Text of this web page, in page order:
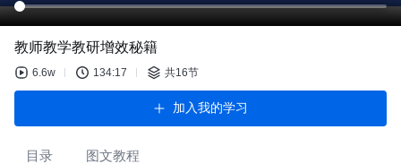
教师教学教研增效秘籍
6.6w 134:17 共16节
加入我的学习
目录 图文教程